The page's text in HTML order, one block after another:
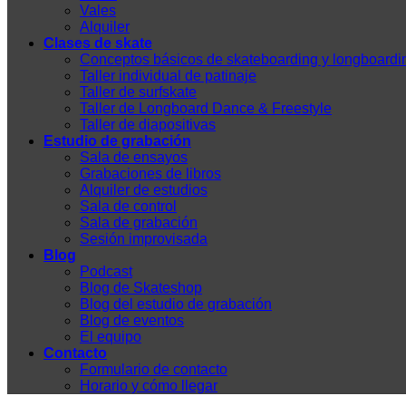
Vales
Alquiler
Clases de skate
Conceptos básicos de skateboarding y
Taller individual de patinaje
Taller de surfskate
Taller de Longboard Dance & Freestyle
Taller de diapositivas
Estudio de grabación
Sala de ensayos
Grabaciones de libros
Alquiler de estudios
Sala de control
Sala de grabación
Sesión improvisada
Blog
Podcast
Blog de Skateshop
Blog del estudio de grabación
Blog de eventos
El equipo
Contacto
Formulario de contacto
Horario y cómo llegar